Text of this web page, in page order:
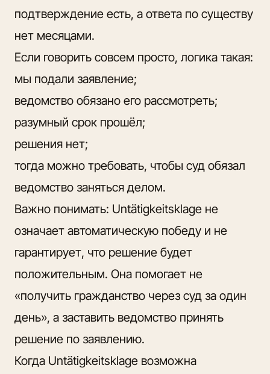
подтверждение есть, а ответа по существу
нет месяцами.
Если говорить совсем просто, логика такая:
мы подали заявление;
ведомство обязано его рассмотреть;
разумный срок прошёл;
решения нет;
тогда можно требовать, чтобы суд обязал
ведомство заняться делом.
Важно понимать: Untätigkeitsklage не
означает автоматическую победу и не
гарантирует, что решение будет
положительным. Она помогает не
«получить гражданство через суд за один
день», а заставить ведомство принять
решение по заявлению.
Когда Untätigkeitsklage возможна